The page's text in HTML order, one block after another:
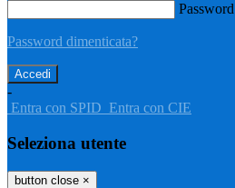
Password
Password dimenticata?
-
Entra con SPID Entra con CIE
Seleziona utente
button close ×